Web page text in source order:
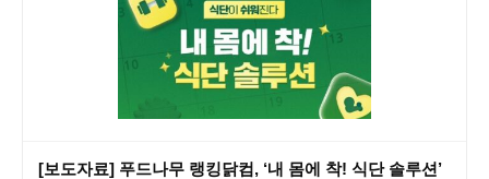
[보도자료] 푸드나무 랭킹닭컴, ‘내 몸에 착! 식단 솔루션’